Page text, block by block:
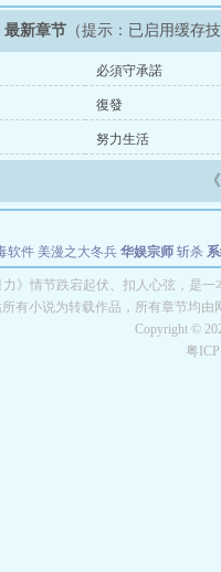
最新章节 （提示：已启用缓存
必須守承諾
復發
努力生活
软件 美漫之大冬兵 华娱宗师 斩杀
能巨星 绝对交易 全职武神 位面复
力》情节跌宕起伏、扣人心弦，是
有小说为转载作品，所有章节均
Copyright ©
粤